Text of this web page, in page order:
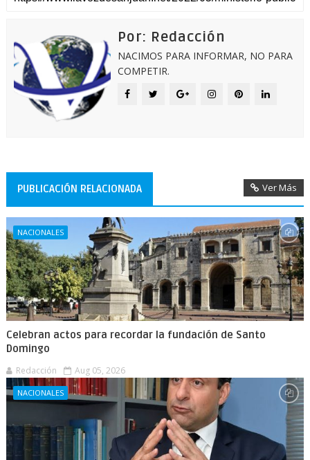
Por: Redacción
NACIMOS PARA INFORMAR, NO PARA
COMPETIR.
PUBLICACIÓN RELACIONADA Ver Más
NACIONALES
Celebran actos para recordar la fundación de Santo
Domingo
Redacción Aug 05, 2026
NACIONALES